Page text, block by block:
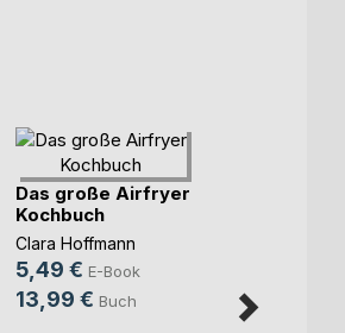
Das große Airfryer
Kochbuch
Clara Hoffmann
5,49 € E-Book
13,99 € Buch